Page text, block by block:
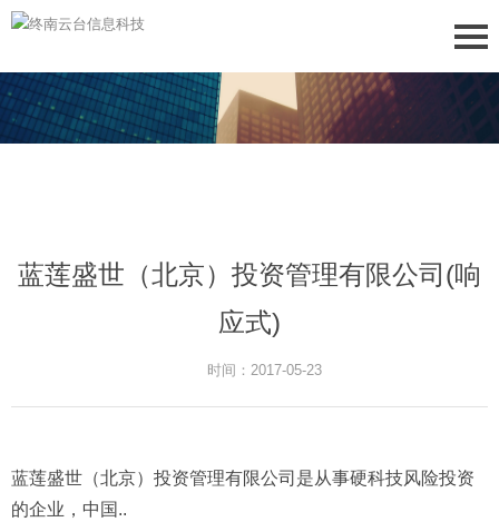
蓝莲盛世（北京）投资管理有限公司(响
应式)
时间：2017-05-23
蓝莲盛世（北京）投资管理有限公司是从事硬科技风险投资
的企业，中国..